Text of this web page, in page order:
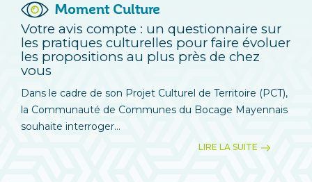
Moment Culture
Votre avis compte : un questionnaire sur
les pratiques culturelles pour faire évoluer
les propositions au plus près de chez
vous
Dans le cadre de son Projet Culturel de Territoire (PCT),
la Communauté de Communes du Bocage Mayennais
souhaite interroger...
LIRE LA SUITE